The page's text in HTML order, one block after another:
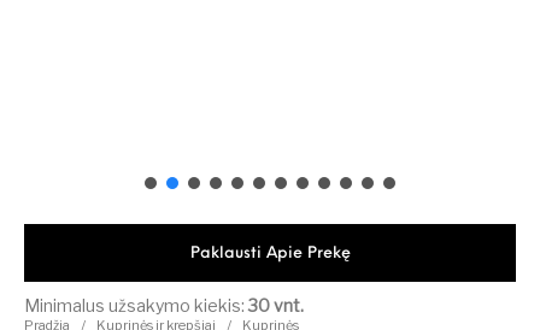
Pradžia / Kuprinės ir krepšiai / Kuprinės
Paklausti Apie Prekę
Minimalus užsakymo kiekis:30 vnt.